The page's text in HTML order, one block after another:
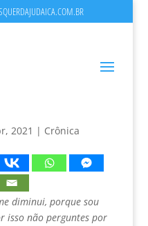
2021 | Crônica
diminui, porque sou
isso não perguntes por